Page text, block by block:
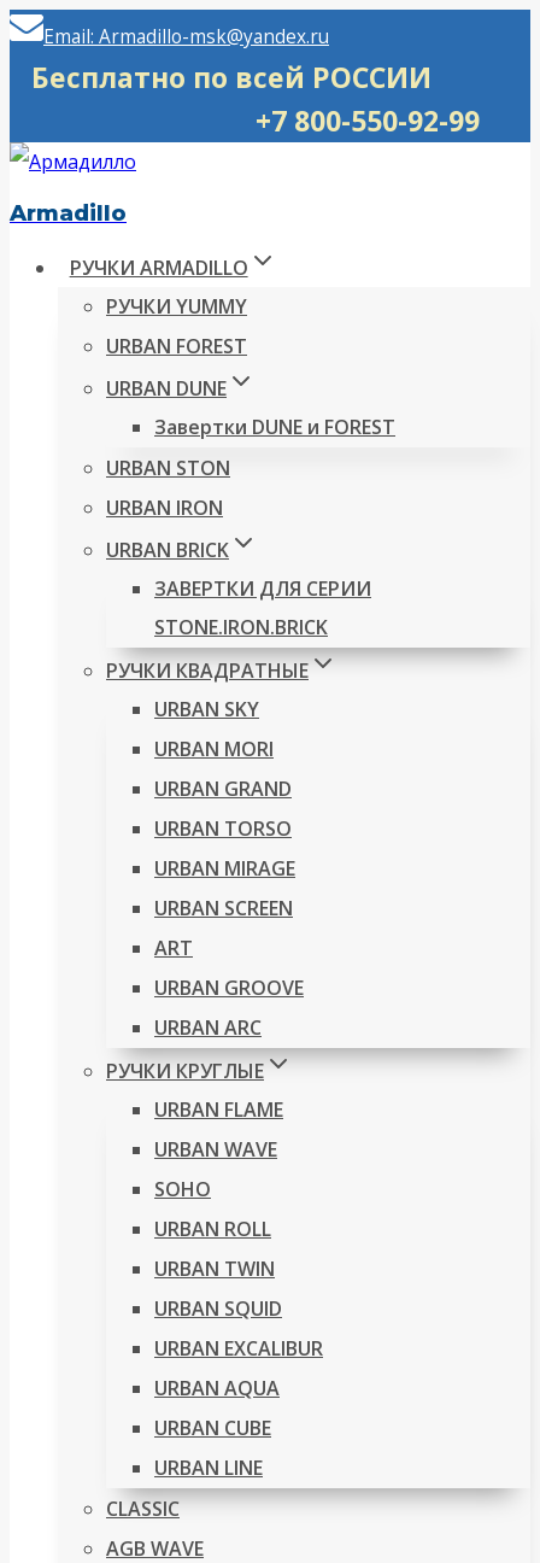
Перейти
Email: Armadillo-msk@yandex.ru
Бесплатно по всей РОССИИ
+7 800-550-92-99
Armadillo
РУЧКИ ARMADILLO
РУЧКИ YUMMY
URBAN FOREST
URBAN DUNE
Завертки DUNE и FOREST
URBAN STON
URBAN IRON
URBAN BRICK
ЗАВЕРТКИ ДЛЯ СЕРИИ
STONE.IRON.BRICK
РУЧКИ КВАДРАТНЫЕ
URBAN SKY
URBAN MORI
URBAN GRAND
URBAN TORSO
URBAN MIRAGE
URBAN SCREEN
ART
URBAN GROOVE
URBAN ARC
РУЧКИ КРУГЛЫЕ
URBAN FLAME
URBAN WAVE
SOHO
URBAN ROLL
URBAN TWIN
URBAN SQUID
URBAN EXCALIBUR
URBAN AQUA
URBAN CUBE
URBAN LINE
CLASSIC
AGB WAVE